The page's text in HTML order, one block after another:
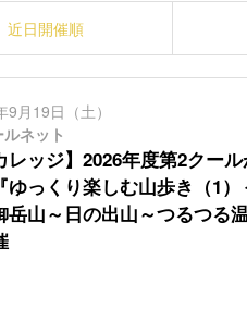
近日開催順
月19日（土）
ネット
レッジ】2026年度第2クー
ゆっくり楽しむ山歩き（1
岳山～日の出山～つるつる